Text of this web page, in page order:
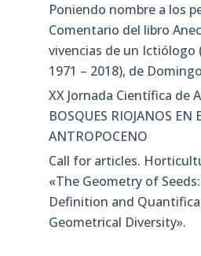
Poniendo nombre a los
Comentario del libro
vivencias de un Ictiólogo
1971 – 2018), de
XX Jornada Científica de
BOSQUES RIOJANOS EN
ANTROPOCENO
Call for articles.
«The Geometry of
Definition and
Geometrical Diversity»​.